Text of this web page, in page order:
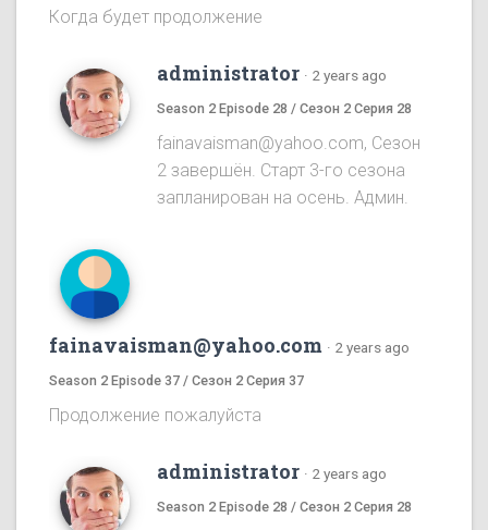
Когда будет продолжение
administrator · 2 years ago
Season 2 Episode 28 / Сезон 2 Серия 28
fainavaisman@yahoo.com, Сезон
2 завершён. Старт 3-го сезона
запланирован на осень. Админ.
fainavaisman@yahoo.com · 2 years ago
Season 2 Episode 37 / Сезон 2 Серия 37
Продолжение пожалуйста
administrator · 2 years ago
Season 2 Episode 28 / Сезон 2 Серия 28